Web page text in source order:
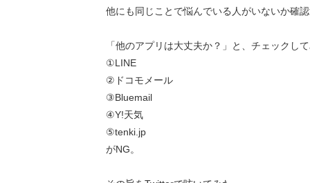
他にも同じことで悩んでいる人がいないか確
「他のアプリは大丈夫か？」と、チェックし
①LINE
②ドコモメール
③Bluemail
④Y!天気
⑤tenki.jp
がNG。